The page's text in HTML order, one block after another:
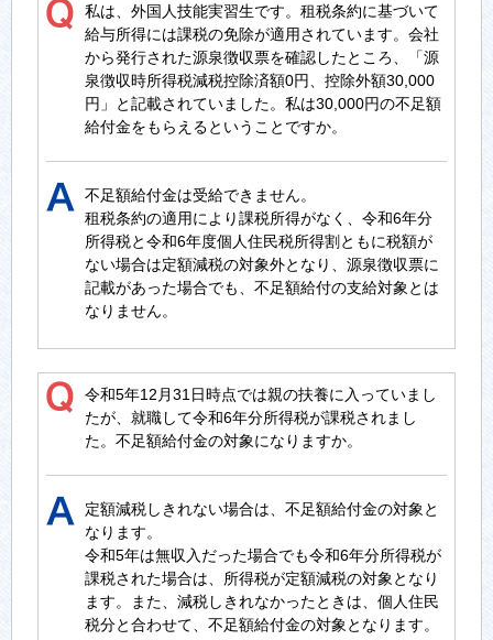
私は、外国人技能実習生です。租税条約に基づいて
給与所得には課税の免除が適用されています。会社
から発行された源泉徴収票を確認したところ、「源
泉徴収時所得税減税控除済額0円、控除外額30,000
円」と記載されていました。私は30,000円の不足額
給付金をもらえるということですか。
不足額給付金は受給できません。
租税条約の適用により課税所得がなく、令和6年分
所得税と令和6年度個人住民税所得割ともに税額が
ない場合は定額減税の対象外となり、源泉徴収票に
記載があった場合でも、不足額給付の支給対象とは
なりません。
令和5年12月31日時点では親の扶養に入っていまし
たが、就職して令和6年分所得税が課税されまし
た。不足額給付金の対象になりますか。
定額減税しきれない場合は、不足額給付金の対象と
なります。
令和5年は無収入だった場合でも令和6年分所得税が
課税された場合は、所得税が定額減税の対象となり
ます。また、減税しきれなかったときは、個人住民
税分と合わせて、不足額給付金の対象となります。